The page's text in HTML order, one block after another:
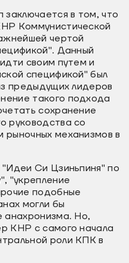
заключается в том, что
Коммунистической
чертой
Данный
своим путем и
спецификой" был
предыдущих лидеров
такого подхода
сохранение
руководства со
механизмов в
Си Цзиньпиня" по
"укрепление
подобные
могли бы
анахронизма. Но,
КНР с самого начала
роли КПК в